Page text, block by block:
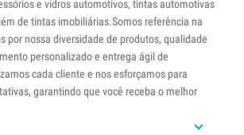
e vidros automotivos, tintas automotivas
de tintas imobiliárias.Somos referência na
por nossa diversidade de produtos, qualidade
personalizado e entrega ágil de
cada cliente e nos esforçamos para
garantindo que você receba o melhor